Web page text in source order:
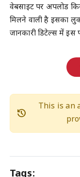
वेबसाइट पर अपलोड
मिलने वाली है इसका
जानकारी डिटेल्स में इस
history
This is an
Tags: